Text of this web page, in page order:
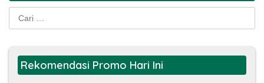
Cari
untuk:
Rekomendasi Promo Hari Ini